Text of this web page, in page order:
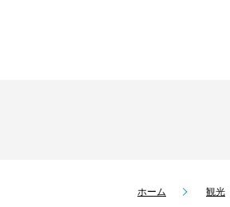
ホーム 観光